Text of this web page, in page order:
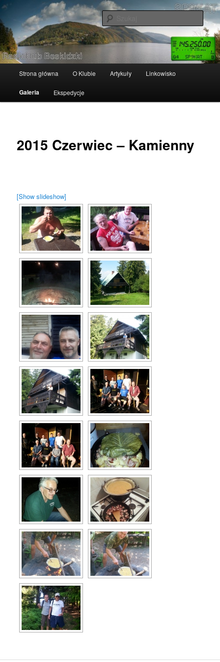
Przeskocz
tekstu
SP9KAT
Radioklub Beskidzki
Strona główna O Klubie Artykuły Linkowisko
Galeria Ekspedycje
2015 Czerwiec – Kamienny
[Show slideshow]